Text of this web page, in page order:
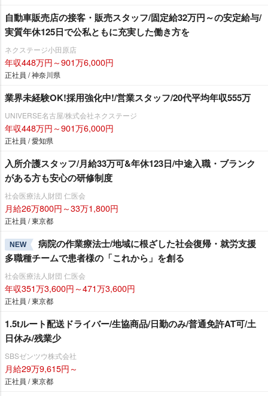
自動車販売店の接客・販売スタッフ/固定給32万円～の安定給与/
実質年休125日で公私ともに充実した働き方を
ネクステージ小田原店
年収448万円～901万6,000円
正社員 / 神奈川県
業界未経験OK!採用強化中!/営業スタッフ/20代平均年収555万
UNIVERSE名古屋/株式会社ネクステージ
年収448万円～901万6,000円
正社員 / 愛知県
入所介護スタッフ/月給33万可&年休123日/中途入職・ブランク
がある方も安心の研修制度
社会医療法人財団 仁医会
月給26万800円～33万1,800円
正社員 / 東京都
NEW
病院の作業療法士/地域に根ざした社会復帰・就労支援
多職種チームで患者様の「これから」を創る
社会医療法人財団 仁医会
年収351万3,600円～471万3,600円
正社員 / 東京都
1.5tルート配送ドライバー/生協商品/日勤のみ/普通免許AT可/土
日休み/残業少
SBSゼンツウ株式会社
月給29万9,615円～
正社員 / 東京都